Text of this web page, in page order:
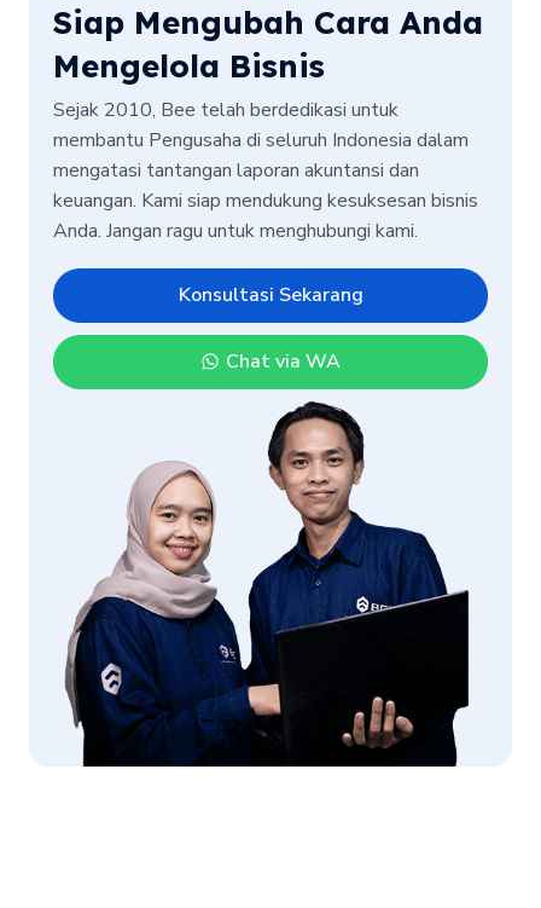
Siap Mengubah Cara Anda
Mengelola Bisnis
Sejak 2010, Bee telah berdedikasi untuk
membantu Pengusaha di seluruh Indonesia dalam
mengatasi tantangan laporan akuntansi dan
keuangan. Kami siap mendukung kesuksesan bisnis
Anda. Jangan ragu untuk menghubungi kami.
Konsultasi Sekarang
Chat via WA